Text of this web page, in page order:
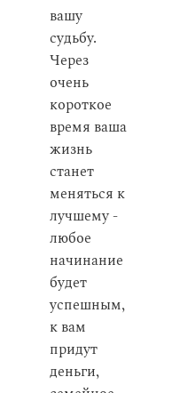
вашу
судьбу.
Через
очень
короткое
время ваша
жизнь
станет
меняться к
лучшему -
любое
начинание
будет
успешным,
к вам
придут
деньги,